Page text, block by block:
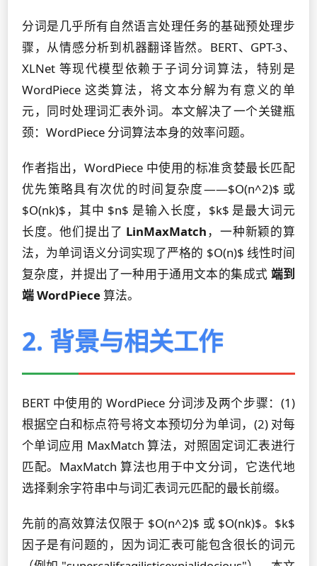
分词是几乎所有自然语言处理任务的基础预处理步
骤，从情感分析到机器翻译皆然。BERT、GPT-3、
XLNet 等现代模型依赖于子词分词算法，特别是
WordPiece 这类算法，将文本分解为有意义的单
元，同时处理词汇表外词。本文解决了一个关键瓶
颈：WordPiece 分词算法本身的效率问题。
作者指出，WordPiece 中使用的标准贪婪最长匹配
优先策略具有次优的时间复杂度——$O(n^2)$ 或
$O(nk)$，其中 $n$ 是输入长度，$k$ 是最大词元
长度。他们提出了 LinMaxMatch ，一种新颖的算
法，为单词语义分词实现了严格的 $O(n)$ 线性时间
复杂度，并提出了一种用于通用文本的集成式 端到
端 WordPiece算法。
2. 背景与相关工作
BERT 中使用的 WordPiece 分词涉及两个步骤：(1)
根据空白和标点符号将文本预切分为单词，(2) 对每
个单词应用 MaxMatch 算法，对照固定词汇表进行
匹配。MaxMatch 算法也用于中文分词，它迭代地
选择剩余字符串中与词汇表词元匹配的最长前缀。
先前的高效算法仅限于 $O(n^2)$ 或 $O(nk)$。$k$
因子是有问题的，因为词汇表可能包含很长的词元